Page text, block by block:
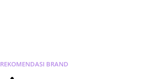
REKOMENDASI BRAND